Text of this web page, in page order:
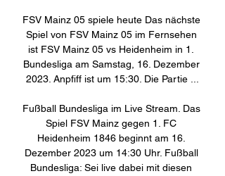
FSV Mainz 05 spiele heute Das nächste
Spiel von FSV Mainz 05 im Fernsehen
ist FSV Mainz 05 vs Heidenheim in 1.
Bundesliga am Samstag, 16. Dezember
2023. Anpfiff ist um 15:30. Die Partie ...
Fußball Bundesliga im Live Stream. Das
Spiel FSV Mainz gegen 1. FC
Heidenheim 1846 beginnt am 16.
Dezember 2023 um 14:30 Uhr. Fußball
Bundesliga: Sei live dabei mit diesen